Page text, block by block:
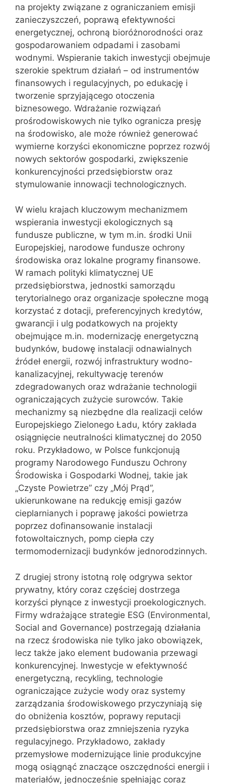
na projekty związane z ograniczaniem emisji
zanieczyszczeń, poprawą efektywności
energetycznej, ochroną bioróżnorodności oraz
gospodarowaniem odpadami i zasobami
wodnymi. Wspieranie takich inwestycji obejmuje
szerokie spektrum działań – od instrumentów
finansowych i regulacyjnych, po edukację i
tworzenie sprzyjającego otoczenia
biznesowego. Wdrażanie rozwiązań
prośrodowiskowych nie tylko ogranicza presję
na środowisko, ale może również generować
wymierne korzyści ekonomiczne poprzez rozwój
nowych sektorów gospodarki, zwiększenie
konkurencyjności przedsiębiorstw oraz
stymulowanie innowacji technologicznych.
W wielu krajach kluczowym mechanizmem
wspierania inwestycji ekologicznych są
fundusze publiczne, w tym m.in. środki Unii
Europejskiej, narodowe fundusze ochrony
środowiska oraz lokalne programy finansowe.
W ramach polityki klimatycznej UE
przedsiębiorstwa, jednostki samorządu
terytorialnego oraz organizacje społeczne mogą
korzystać z dotacji, preferencyjnych kredytów,
gwarancji i ulg podatkowych na projekty
obejmujące m.in. modernizację energetyczną
budynków, budowę instalacji odnawialnych
źródeł energii, rozwój infrastruktury wodno-
kanalizacyjnej, rekultywację terenów
zdegradowanych oraz wdrażanie technologii
ograniczających zużycie surowców. Takie
mechanizmy są niezbędne dla realizacji celów
Europejskiego Zielonego Ładu, który zakłada
osiągnięcie neutralności klimatycznej do 2050
roku. Przykładowo, w Polsce funkcjonują
programy Narodowego Funduszu Ochrony
Środowiska i Gospodarki Wodnej, takie jak
„Czyste Powietrze” czy „Mój Prąd”,
ukierunkowane na redukcję emisji gazów
cieplarnianych i poprawę jakości powietrza
poprzez dofinansowanie instalacji
fotowoltaicznych, pomp ciepła czy
termomodernizacji budynków jednorodzinnych.
Z drugiej strony istotną rolę odgrywa sektor
prywatny, który coraz częściej dostrzega
korzyści płynące z inwestycji proekologicznych.
Firmy wdrażające strategie ESG (Environmental,
Social and Governance) postrzegają działania
na rzecz środowiska nie tylko jako obowiązek,
lecz także jako element budowania przewagi
konkurencyjnej. Inwestycje w efektywność
energetyczną, recykling, technologie
ograniczające zużycie wody oraz systemy
zarządzania środowiskowego przyczyniają się
do obniżenia kosztów, poprawy reputacji
przedsiębiorstwa oraz zmniejszenia ryzyka
regulacyjnego. Przykładowo, zakłady
przemysłowe modernizujące linie produkcyjne
mogą osiągnąć znaczące oszczędności energii i
materiałów, jednocześnie spełniając coraz